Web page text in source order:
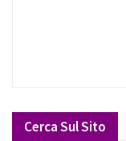
Cerca Sul Sito